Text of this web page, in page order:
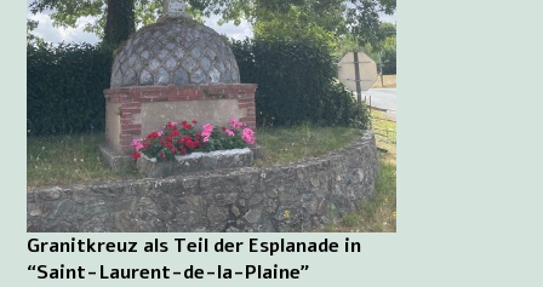
Granitkreuz als Teil der Esplanade in
“Saint-Laurent-de-la-Plaine”